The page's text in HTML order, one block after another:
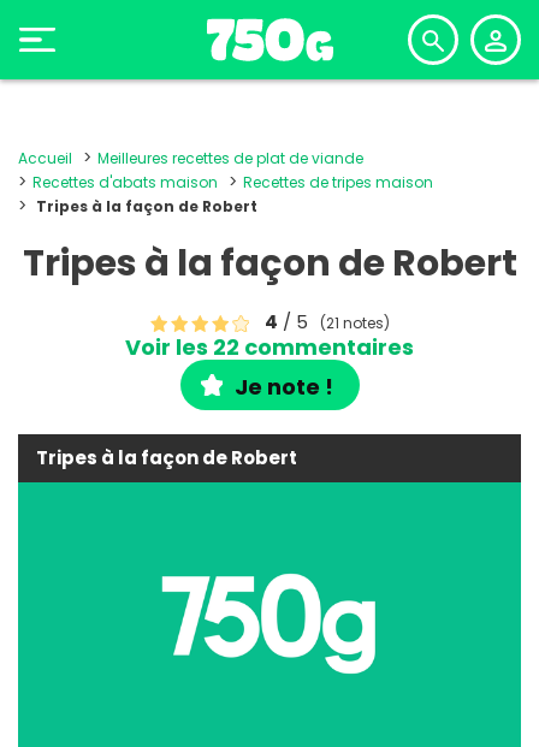
Accueil
Meilleures recettes de plat de viande
Recettes d'abats maison
Recettes de tripes maison
Tripes à la façon de Robert
Tripes à la façon de Robert
4 / 5 (21 notes)
Voir les 22 commentaires
Je note !
Tripes à la façon de Robert